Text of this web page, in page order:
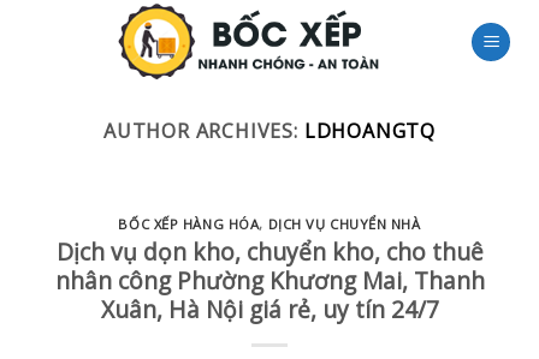
AUTHOR ARCHIVES: LDHOANGTQ
BỐC XẾP HÀNG HÓA, DỊCH VỤ CHUYỂN NHÀ
Dịch vụ dọn kho, chuyển kho, cho thuê
nhân công Phường Khương Mai, Thanh
Xuân, Hà Nội giá rẻ, uy tín 24/7